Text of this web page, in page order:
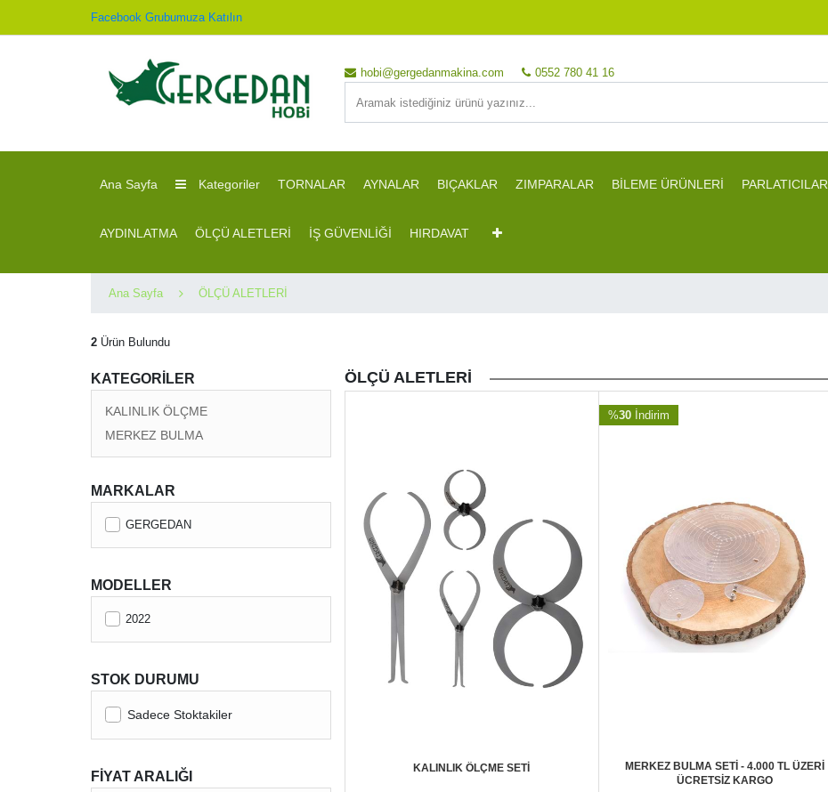
Facebook Grubumuza Katılın
hobi@gergedanmakina.com 0552 780 41 16
Ana Sayfa Kategoriler TORNALAR AYNALAR BIÇAKLAR ZIMPARALAR BİLEME ÜRÜNLERİ PARLATICILAR
AYDINLATMA ÖLÇÜ ALETLERİ İŞ GÜVENLİĞİ HIRDAVAT
Ana Sayfa ÖLÇÜ ALETLERİ
2 Ürün Bulundu
KATEGORİLER
KALINLIK ÖLÇME
MERKEZ BULMA
MARKALAR
GERGEDAN
MODELLER
2022
STOK DURUMU
Sadece Stoktakiler
FİYAT ARALIĞI
ÖLÇÜ ALETLERİ
KALINLIK ÖLÇME SETİ
%30İndirim
MERKEZ BULMA SETİ - 4.000 TL ÜZERİ
ÜCRETSİZ KARGO